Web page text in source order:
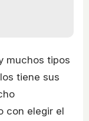
muchos tipos
tiene sus
con elegir el